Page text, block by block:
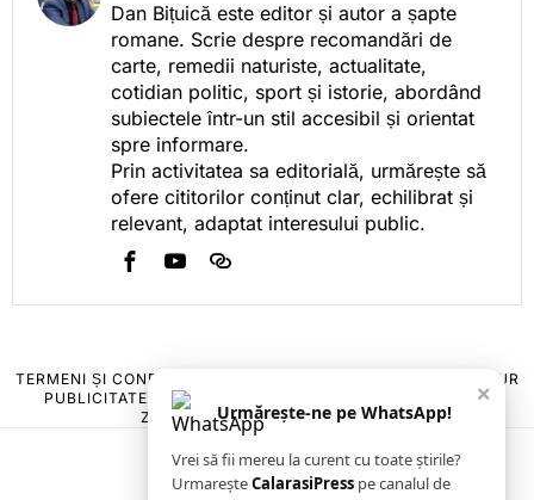
Dan Bițuică este editor și autor a șapte
romane. Scrie despre recomandări de
carte, remedii naturiste, actualitate,
cotidian politic, sport și istorie, abordând
subiectele într-un stil accesibil și orientat
spre informare.
Prin activitatea sa editorială, urmărește să
ofere cititorilor conținut clar, echilibrat și
relevant, adaptat interesului public.
TERMENI ȘI CONDIȚII
POLITICA DE ANULARE & RETUR
PUBLICITATE ONLINE & TIPĂRITĂ
CONTACT
ZIARUL ANUNȚUL CĂLĂRĂȘEAN
×
Urmărește-ne pe WhatsApp!
Vrei să fii mereu la curent cu toate știrile?
UrmareșteCalarasiPress pe canalul de